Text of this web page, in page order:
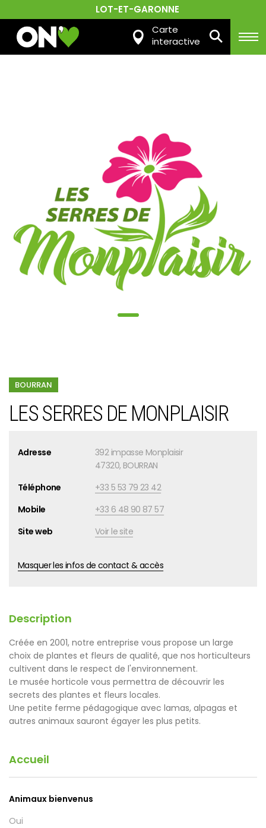
LOT-ET-GARONNE
Carte
interactive
BOURRAN
LES SERRES DE MONPLAISIR
Adresse
392 impasse Monplaisir
47320, BOURRAN
Téléphone
+33 5 53 79 23 42
Mobile
+33 6 48 90 87 57
Site web
Voir le site
Masquer les infos de contact & accès
Description
Créée en 2001, notre entreprise vous propose un large
choix de plantes et fleurs de qualité, que nos horticulteurs
cultivent dans le respect de l'environnement.
Le musée horticole vous permettra de découvrir les
secrets des plantes et fleurs locales.
Une petite ferme pédagogique avec lamas, alpagas et
autres animaux sauront égayer les plus petits.
Accueil
Animaux bienvenus
Oui